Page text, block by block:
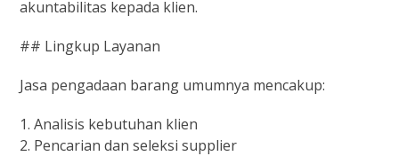
akuntabilitas kepada klien.
## Lingkup Layanan
Jasa pengadaan barang umumnya mencakup:
1. Analisis kebutuhan klien
2. Pencarian dan seleksi supplier